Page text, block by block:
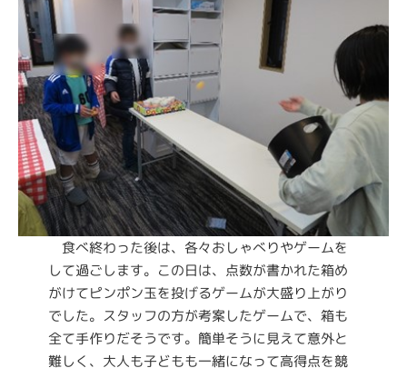
食べ終わった後は、各々おしゃべりやゲームを
して過ごします。この日は、点数が書かれた箱め
がけてピンポン玉を投げるゲームが大盛り上がり
でした。スタッフの方が考案したゲームで、箱も
全て手作りだそうです。簡単そうに見えて意外と
難しく、大人も子どもも一緒になって高得点を競